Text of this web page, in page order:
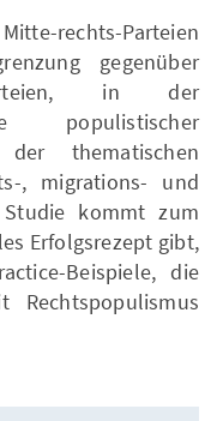
rechts-Parteien
gegenüber
in der
populistischer
thematischen
, migrations- und
kommt zum
Erfolgsrezept gibt,
Beispiele, die